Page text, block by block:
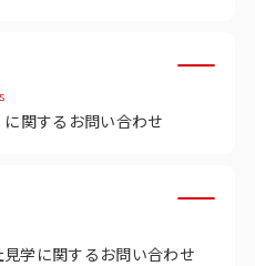
関するお問い合わせ
学に関するお問い合わせ